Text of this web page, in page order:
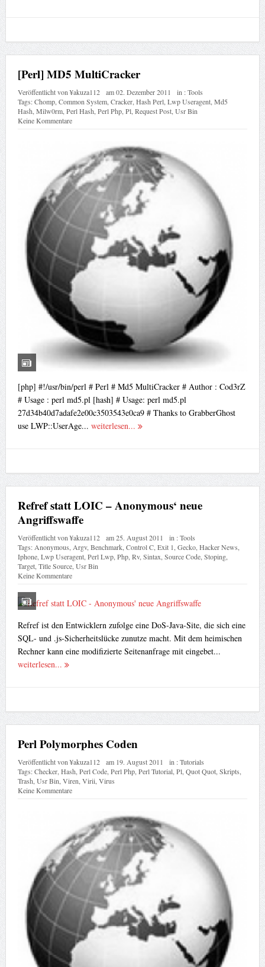
[Perl] MD5 MultiCracker
Veröffentlicht von¥akuza112 am02. Dezember 2011 in :Tools
Tags:Chomp, Common System, Cracker, Hash Perl, Lwp Useragent, Md5
Hash Milw0rm, Perl Hash Perl Php, Pl, Request Post, Usr Bin
Keine Kommentare
[php] #!/usr/bin/perl # Perl # Md5 MultiCracker # Author : Cod3rZ
# Usage : perl md5.pl [hash] # Usage: perl md5.pl
27d34b40d7adafe2e00c3503543e0ca9 # Thanks to GrabberGhost
use LWP::UserAge... weiterlesen...
Refref statt LOIC – Anonymous‘ neue
Angriffswaffe
Veröffentlicht von¥akuza112 am25. August 2011 in :Tools
Tags: Anonymous Argv, Benchmark, Control C, Exit 1 Gecko, Hacker News
Iphone, Lwp Useragent, Perl Lwp, Php, Rv, Sintax Source Code, Stoping,
Target, Title Source, Usr Bin
Keine Kommentare
Refref ist den Entwicklern zufolge eine DoS-Java-Site, die sich eine
SQL- und .js-Sicherheitslücke zunutze macht. Mit dem heimischen
Rechner kann eine modifizierte Seitenanfrage mit eingebet...
weiterlesen...
Perl Polymorphes Coden
Veröffentlicht von¥akuza112 am 19. August 2011 in :Tutorials
Tags:Checker,Hash,Perl Code,Perl Php,Perl Tutorial,Pl,Quot Quot,Skripts,
Trash,Usr Bin,Viren,Virii,Virus
Keine Kommentare